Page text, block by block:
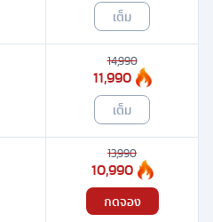
เต็ม
14,990
11,990
เต็ม
13,990
10,990
กดจอง